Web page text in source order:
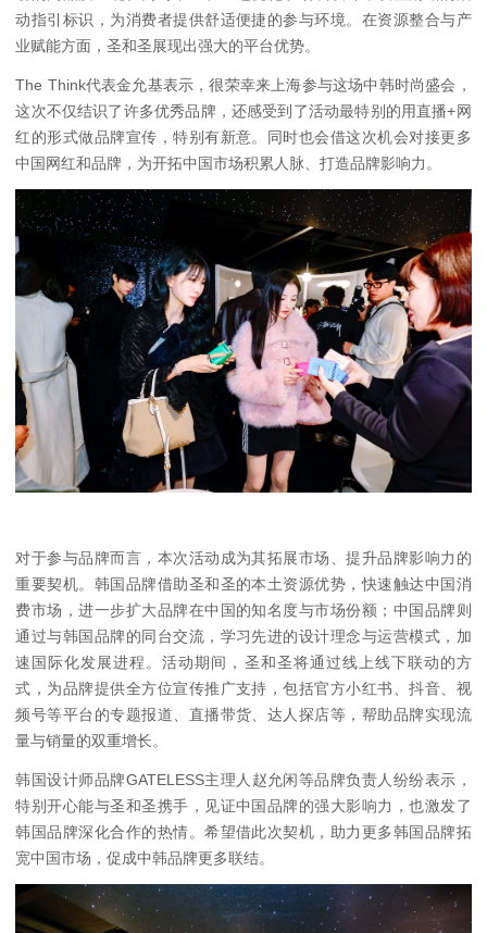
动指引标识，为消费者提供舒适便捷的参与环境。在资源整合与产
业赋能方面，圣和圣展现出强大的平台优势。
The Think代表金允基表示，很荣幸来上海参与这场中韩时尚盛会，
这次不仅结识了许多优秀品牌，还感受到了活动最特别的用直播+网
红的形式做品牌宣传，特别有新意。同时也会借这次机会对接更多
中国网红和品牌，为开拓中国市场积累人脉、打造品牌影响力。
对于参与品牌而言，本次活动成为其拓展市场、提升品牌影响力的
重要契机。韩国品牌借助圣和圣的本土资源优势，快速触达中国消
费市场，进一步扩大品牌在中国的知名度与市场份额；中国品牌则
通过与韩国品牌的同台交流，学习先进的设计理念与运营模式，加
速国际化发展进程。活动期间，圣和圣将通过线上线下联动的方
式，为品牌提供全方位宣传推广支持，包括官方小红书、抖音、视
频号等平台的专题报道、直播带货、达人探店等，帮助品牌实现流
量与销量的双重增长。
韩国设计师品牌GATELESS主理人赵允闲等品牌负责人纷纷表示，
特别开心能与圣和圣携手，见证中国品牌的强大影响力，也激发了
韩国品牌深化合作的热情。希望借此次契机，助力更多韩国品牌拓
宽中国市场，促成中韩品牌更多联结。